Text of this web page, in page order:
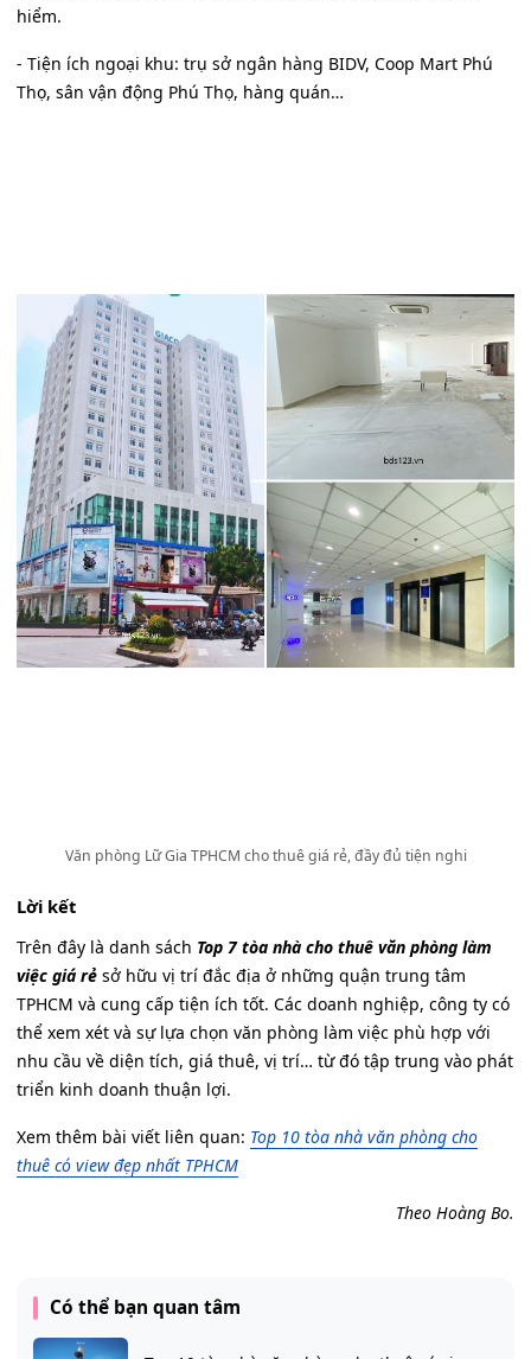
hiểm.
- Tiện ích ngoại khu: trụ sở ngân hàng BIDV, Coop Mart Phú
Thọ, sân vận động Phú Thọ, hàng quán…
Văn phòng Lữ Gia TPHCM cho thuê giá rẻ, đầy đủ tiện nghi
Lời kết
Trên đây là danh sách Top 7 tòa nhà cho thuê văn phòng làm
việc giá rẻ sở hữu vị trí đắc địa ở những quận trung tâm
TPHCM và cung cấp tiện ích tốt. Các doanh nghiệp, công ty có
thể xem xét và sự lựa chọn văn phòng làm việc phù hợp với
nhu cầu về diện tích, giá thuê, vị trí… từ đó tập trung vào phát
triển kinh doanh thuận lợi.
Xem thêm bài viết liên quan: Top 10 tòa nhà văn phòng cho
thuê có view đẹp nhất TPHCM
Theo Hoàng Bo.
Có thể bạn quan tâm